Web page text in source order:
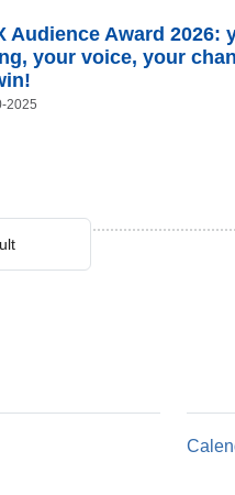
Audience Award 2026:
your voice, your
2025